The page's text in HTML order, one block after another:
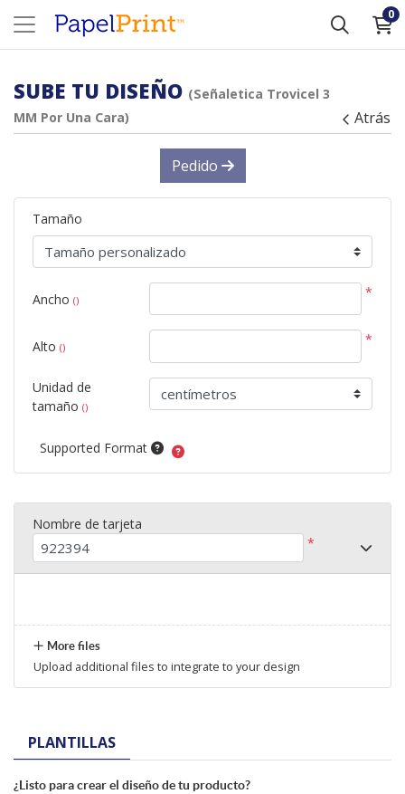
0
SUBE TU DISEÑO (Señaletica Trovicel 3
MM Por Una Cara)
Atrás
PLANTILLAS
¿Listo para crear el diseño de tu producto?
Pedido
Tamaño
Ancho () *
Alto () *
Unidad de
tamaño ()
Supported Format
Nombre de tarjeta
*
More files
Upload additional files to integrate to your design